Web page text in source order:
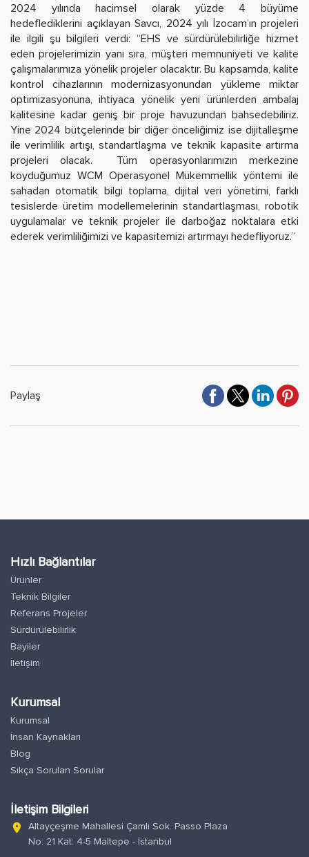
2024 yılında hacimsel olarak yüzde 4 büyüme
hedeflediklerini açıklayan Savcı, 2024 yılı İzocam’ın projeleri
ile ilgili şu bilgileri verdi: “EHS ve sürdürülebilirliğe hizmet
eden projelerimizin yanı sıra, müşteri memnuniyeti ve kalite
çalışmalarımıza yönelik projeler olacaktır. Bu kapsamda, kalite
kontrol cihazlarının modernizasyonundan yükleme miktar
optimizasyonuna, ihtiyaca yönelik yeni ürünlerden ambalaj
kalitesine kadar geniş bir proje havuzundan bahsedebiliriz.
Yine 2024 bütçelerinde bir diğer önceliğimiz ise dijitalleşme
ile verimlilik artışı, standartlaşma ve teknik kapasite artırma
projeleri olacak. Tüm operasyonlarımızın merkezine
koyduğumuz WCM Operasyonel Mükemmellik yöntemi ile
sahadan otomatik bilgi toplama, dijital veri yönetimi, farklı
tesislerde üretim modellemelerinin standartlaşması, robotik
uygulamalar ve teknik projeler ile darboğaz noktalara etki
ederek verimliliğimizi ve kapasitemizi artırmayı hedefliyoruz.”
Paylaş
Hızlı Bağlantılar
Ürünler
Teknik Bilgiler
Referans Projeler
Sürdürülebilirlik
Bayiler
İletişim
Kurumsal
Kurumsal
İnsan Kaynakları
Blog
Sıkça Sorulan Sorular
İletişim Bilgileri
location_on
Altayçeşme Mahallesi Çamlı Sok. Passo Plaza
No: 21 Kat: 4-5 Maltepe - İstanbul